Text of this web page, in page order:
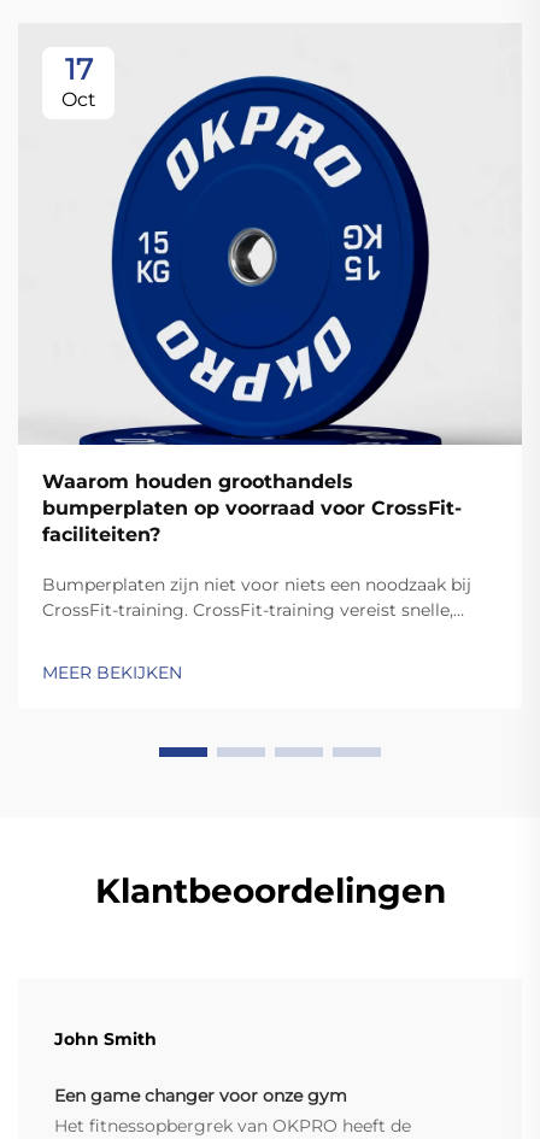
17
Oct
Waarom houden groothandels
bumperplaten op voorraad voor CrossFit-
faciliteiten?
Bumperplaten zijn niet voor niets een noodzaak bij
CrossFit-training. CrossFit-training vereist snelle,
tot standaardplaten zijn hoogwaardige bumperplaten
MEER BEKIJKEN
Klantbeoordelingen
John Smith
Een game changer voor onze gym
Het fitnessopbergrek van OKPRO heeft de